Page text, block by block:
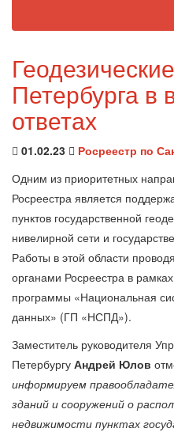
Петербурга в
ответах
01.02.23
Росреестр по
Одним из приоритетных
Росреестра является
пунктов государственной
нивелирной сети и
Работы в этой области
органами Росреестра в
программы «Национальная
данных» (ГП «НСПД»).
Заместитель руководителя
Петербургу Андрей Юлов
информируем
зданий и сооружений о
недвижимости пунктах